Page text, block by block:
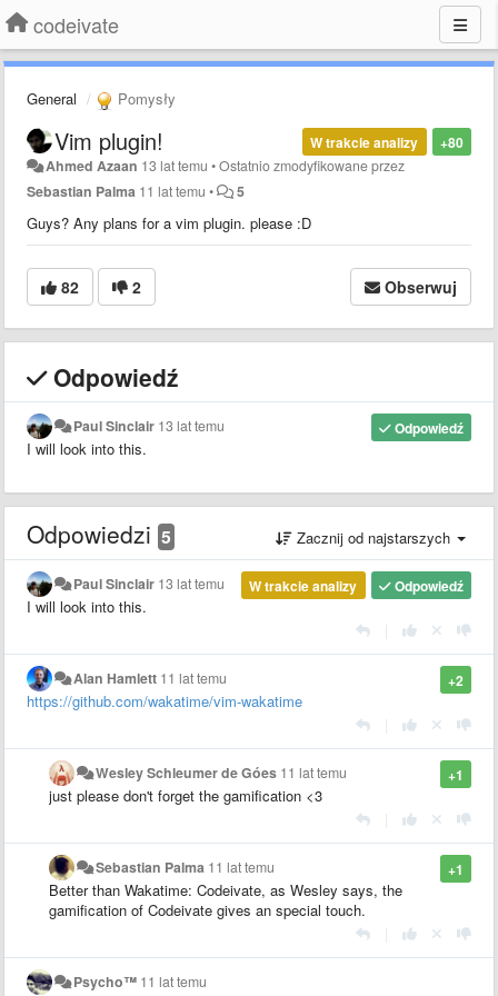
codeivate
General Pomysły
+80
W trakcie analizy
Vim plugin!
Ahmed Azaan 13 lat temu •Ostatnio zmodyfikowane przez
Sebastian Palma 11 lat temu • 5
Guys? Any plans for a vim plugin. please :D
82 2 Obserwuj
Odpowiedź
Odpowiedź
Paul Sinclair 13 lat temu
I will look into this.
Odpowiedzi 5 Zacznij od najstarszych
Odpowiedź
W trakcie analizy
Paul Sinclair 13 lat temu
I will look into this.
+2
Alan Hamlett 11 lat temu
https://github.com/wakatime/vim-wakatime
+1
Wesley Schleumer de Góes 11 lat temu
just please don't forget the gamification <3
+1
Sebastian Palma 11 lat temu
Better than Wakatime: Codeivate, as Wesley says, the
gamification of Codeivate gives an special touch.
Psycho™ 11 lat temu